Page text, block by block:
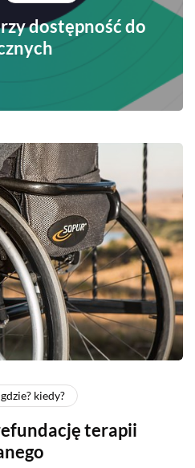
dostępność do
kiedy?
terapii